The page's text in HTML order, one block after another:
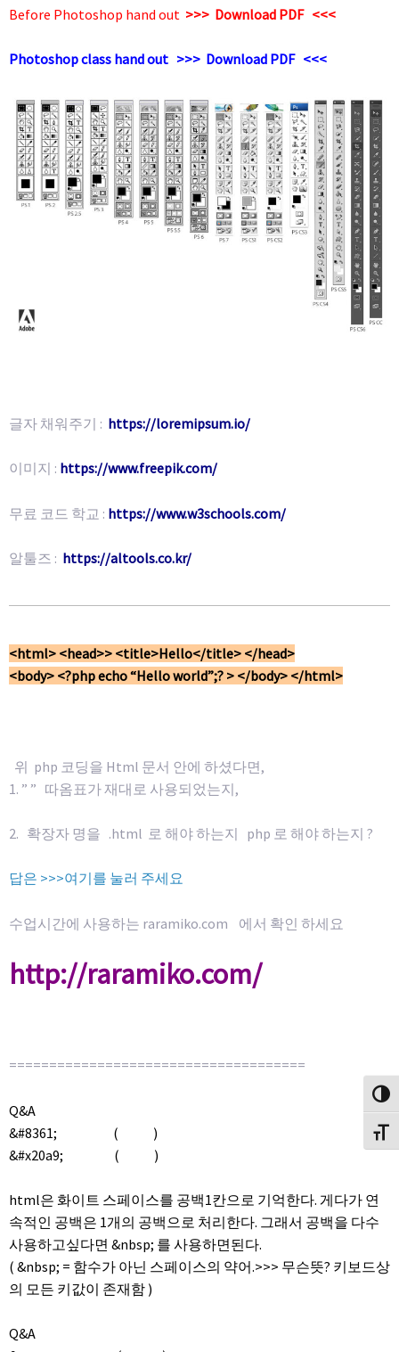
Before Photoshop hand out >>> Download PDF <<<
Photoshop class hand out >>> Download PDF <<<
글자 채워주기 : https://loremipsum.io/
이미지 : https://www.freepik.com/
무료 코드 학교 : https://www.w3schools.com/
알툴즈 : https://altools.co.kr/
<html> <head>> <title>Hello</title> </head>
<body> <?php echo “Hello world”;? > </body> </html>
위 php 코딩을 Html 문서 안에 하셨다면,
1. ” ” 따옴표가 재대로 사용되었는지,
2. 확장자 명을 .html 로 해야 하는지 php 로 해야 하는지 ?
답은 >>>여기를 눌러 주세요
수업시간에 사용하는 raramiko.com 에서 확인 하세요
http://raramiko.com/
=====================================
Q&A
&#8361; ( )
&#x20a9; ( )
html은 화이트 스페이스를 공백1칸으로 기억한다. 게다가 연
속적인 공백은 1개의 공백으로 처리한다. 그래서 공백을 다수
사용하고싶다면 &nbsp; 를 사용하면된다.
( &nbsp; = 함수가 아닌 스페이스의 약어.>>> 무슨뜻? 키보드상
의 모든 키값이 존재함 )
Q&A